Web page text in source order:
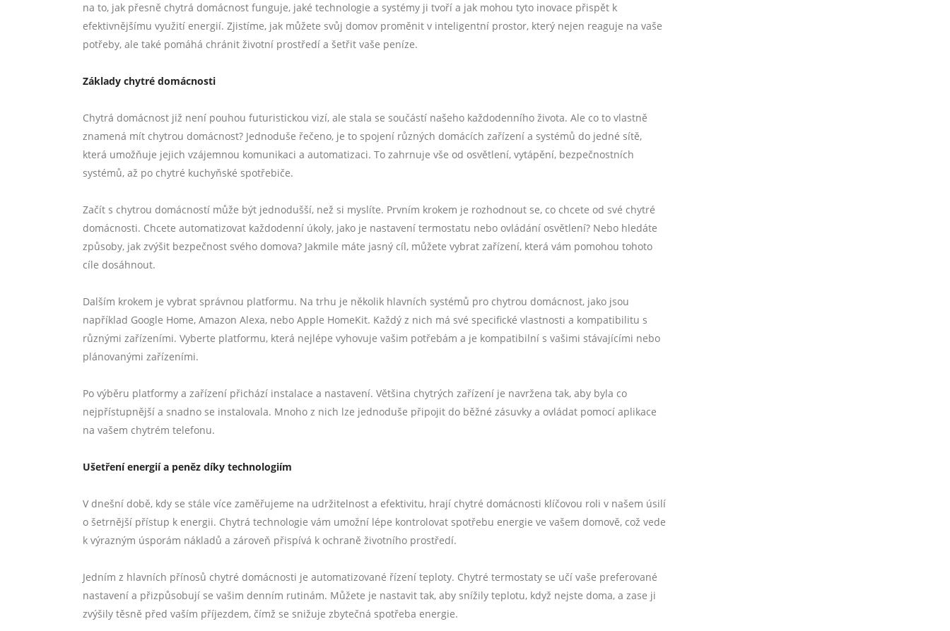
na to, jak přesně chytrá domácnost funguje, jaké technologie a systémy ji tvoří a jak mohou tyto inovace přispět k
efektivnějšímu využití energií. Zjistíme, jak můžete svůj domov proměnit v inteligentní prostor, který nejen reaguje na vaše
potřeby, ale také pomáhá chránit životní prostředí a šetřit vaše peníze.
Základy chytré domácnosti
Chytrá domácnost již není pouhou futuristickou vizí, ale stala se součástí našeho každodenního života. Ale co to vlastně
znamená mít chytrou domácnost? Jednoduše řečeno, je to spojení různých domácích zařízení a systémů do jedné sítě,
která umožňuje jejich vzájemnou komunikaci a automatizaci. To zahrnuje vše od osvětlení, vytápění, bezpečnostních
systémů, až po chytré kuchyňské spotřebiče.
Začít s chytrou domácností může být jednodušší, než si myslíte. Prvním krokem je rozhodnout se, co chcete od své chytré
domácnosti. Chcete automatizovat každodenní úkoly, jako je nastavení termostatu nebo ovládání osvětlení? Nebo hledáte
způsoby, jak zvýšit bezpečnost svého domova? Jakmile máte jasný cíl, můžete vybrat zařízení, která vám pomohou tohoto
cíle dosáhnout.
Dalším krokem je vybrat správnou platformu. Na trhu je několik hlavních systémů pro chytrou domácnost, jako jsou
například Google Home, Amazon Alexa, nebo Apple HomeKit. Každý z nich má své specifické vlastnosti a kompatibilitu s
různými zařízeními. Vyberte platformu, která nejlépe vyhovuje vašim potřebám a je kompatibilní s vašimi stávajícími nebo
plánovanými zařízeními.
Po výběru platformy a zařízení přichází instalace a nastavení. Většina chytrých zařízení je navržena tak, aby byla co
nejpřístupnější a snadno se instalovala. Mnoho z nich lze jednoduše připojit do běžné zásuvky a ovládat pomocí aplikace
na vašem chytrém telefonu.
Ušetření energií a peněz díky technologiím
V dnešní době, kdy se stále více zaměřujeme na udržitelnost a efektivitu, hrají chytré domácnosti klíčovou roli v našem úsilí
o šetrnější přístup k energii. Chytrá technologie vám umožní lépe kontrolovat spotřebu energie ve vašem domově, což vede
k výrazným úsporám nákladů a zároveň přispívá k ochraně životního prostředí.
Jedním z hlavních přínosů chytré domácnosti je automatizované řízení teploty. Chytré termostaty se učí vaše preferované
nastavení a přizpůsobují se vašim denním rutinám. Můžete je nastavit tak, aby snížily teplotu, když nejste doma, a zase ji
zvýšily těsně před vaším příjezdem, čímž se snižuje zbytečná spotřeba energie.